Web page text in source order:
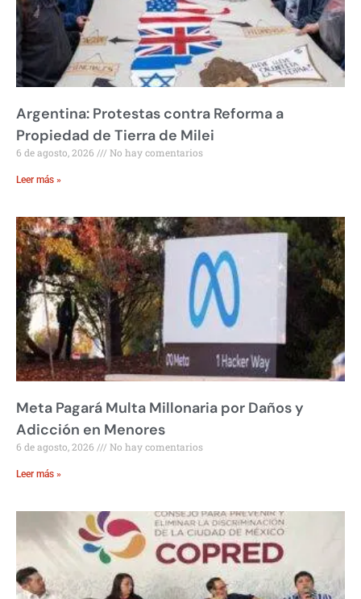
Argentina: Protestas contra Reforma a
Propiedad de Tierra de Milei
6 de agosto, 2026 No hay comentarios
Leer más »
Meta Pagará Multa Millonaria por Daños y
Adicción en Menores
6 de agosto, 2026 No hay comentarios
Leer más »